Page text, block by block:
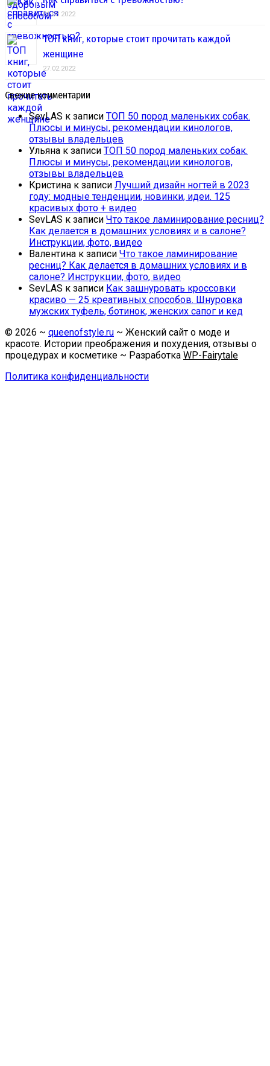
01.03.2022
ТОП книг, которые стоит прочитать каждой
женщине
27.02.2022
Свежие комментарии
SevLAS к записи ТОП 50 пород маленьких собак.
Плюсы и минусы, рекомендации кинологов,
отзывы владельцев
Ульяна к записи ТОП 50 пород маленьких собак.
Плюсы и минусы, рекомендации кинологов,
отзывы владельцев
Кристина к записи Лучший дизайн ногтей в 2023
году: модные тенденции, новинки, идеи. 125
красивых фото + видео
SevLAS к записи Что такое ламинирование ресниц?
Как делается в домашних условиях и в салоне?
Инструкции, фото, видео
Валентина к записи Что такое ламинирование
ресниц? Как делается в домашних условиях и в
салоне? Инструкции, фото, видео
SevLAS к записи Как зашнуровать кроссовки
красиво — 25 креативных способов. Шнуровка
мужских туфель, ботинок, женских сапог и кед
© 2026 ~ queenofstyle.ru ~ Женский сайт о моде и
красоте. Истории преображения и похудения, отзывы о
процедурах и косметике ~ Разработка WP-Fairytale
Политика конфиденциальности